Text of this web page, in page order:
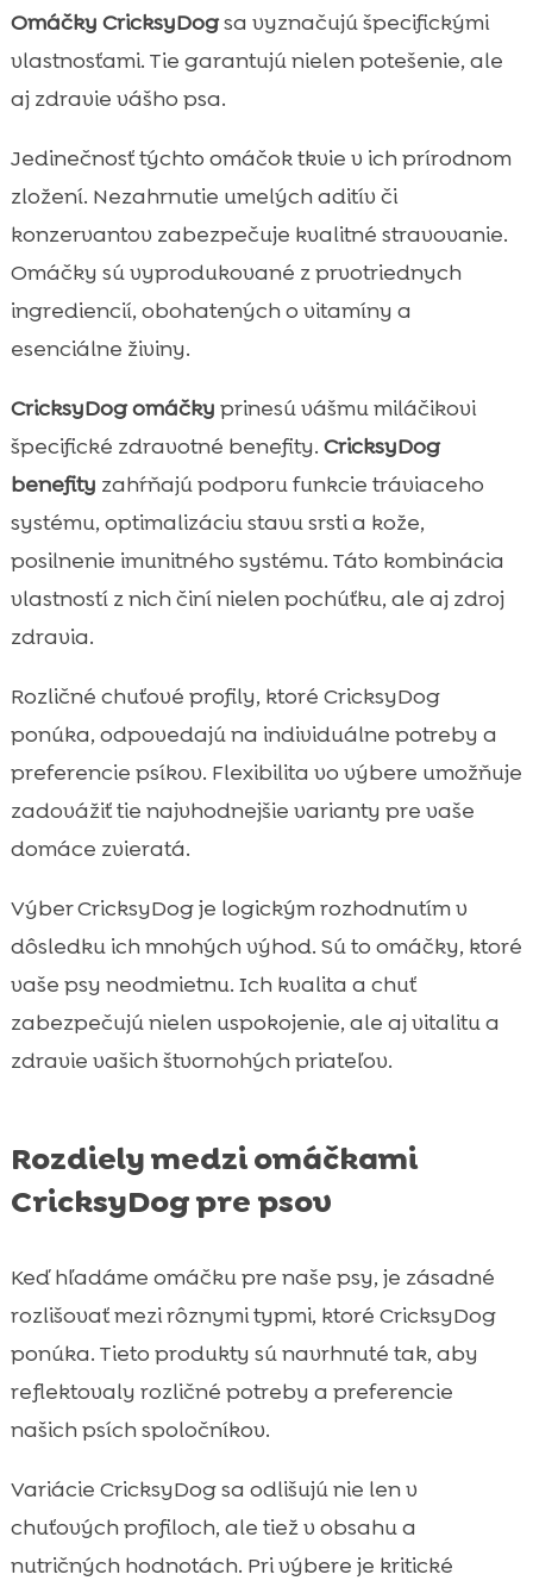
Omáčky CricksyDogsa vyznačujú špecifickými
vlastnosťami. Tie garantujú nielen potešenie, ale
aj zdravie vášho psa.
Jedinečnosť týchto omáčok tkvie v ich prírodnom
zložení. Nezahrnutie umelých aditív či
konzervantov zabezpečuje kvalitné stravovanie.
Omáčky sú vyprodukované z prvotriednych
ingrediencií, obohatených o vitamíny a
esenciálne živiny.
CricksyDog omáčky prinesú vášmu miláčikovi
špecifické zdravotné benefity. CricksyDog
benefity zahŕňajú podporu funkcie tráviaceho
systému, optimalizáciu stavu srsti a kože,
posilnenie imunitného systému. Táto kombinácia
vlastností z nich činí nielen pochúťku, ale aj zdroj
zdravia.
Rozličné chuťové profily, ktoré CricksyDog
ponúka, odpovedajú na individuálne potreby a
preferencie psíkov. Flexibilita vo výbere umožňuje
zadovážiť tie najvhodnejšie varianty pre vaše
domáce zvieratá.
Výber CricksyDog je logickým rozhodnutím v
dôsledku ich mnohých výhod. Sú to omáčky, ktoré
vaše psy neodmietnu. Ich kvalita a chuť
zabezpečujú nielen uspokojenie, ale aj vitalitu a
zdravie vašich štvornohých priateľov.
Rozdiely medzi omáčkami
CricksyDog pre psov
Keď hľadáme omáčku pre naše psy, je zásadné
rozlišovať mezi rôznymi typmi, ktoré CricksyDog
ponúka. Tieto produkty sú navrhnuté tak, aby
reflektovaly rozličné potreby a preferencie
našich psích spoločníkov.
Variácie CricksyDog sa odlišujú nie len v
chuťových profiloch, ale tiež v obsahu a
nutričných hodnotách. Pri výbere je kritické